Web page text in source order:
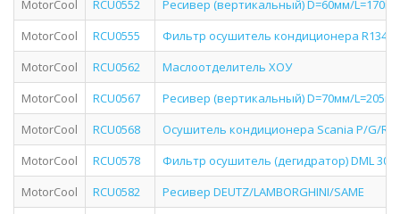
MotorCool
RCU0552
Ресивер (вертикальный) D=60мм/
MotorCool
RCU0555
Фильтр осушитель кондиционера R134A
MotorCool
RCU0562
Маслоотделитель ХОУ
MotorCool
RCU0567
Ресивер (вертикальный) D=70мм/
MotorCool
RCU0568
Осушитель кондиционера Scania P/G/R/T
MotorCool
RCU0578
Фильтр осушитель (дегидратор) DML 305
MotorCool
RCU0582
Ресивер DEUTZ/LAMBORGHINI/SAME